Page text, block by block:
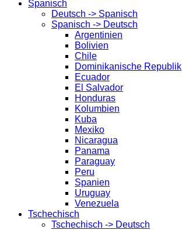
Spanisch
Deutsch -> Spanisch
Spanisch -> Deutsch
Argentinien
Bolivien
Chile
Dominikanische Republik
Ecuador
El Salvador
Honduras
Kolumbien
Kuba
Mexiko
Nicaragua
Panama
Paraguay
Peru
Spanien
Uruguay
Venezuela
Tschechisch
Tschechisch -> Deutsch